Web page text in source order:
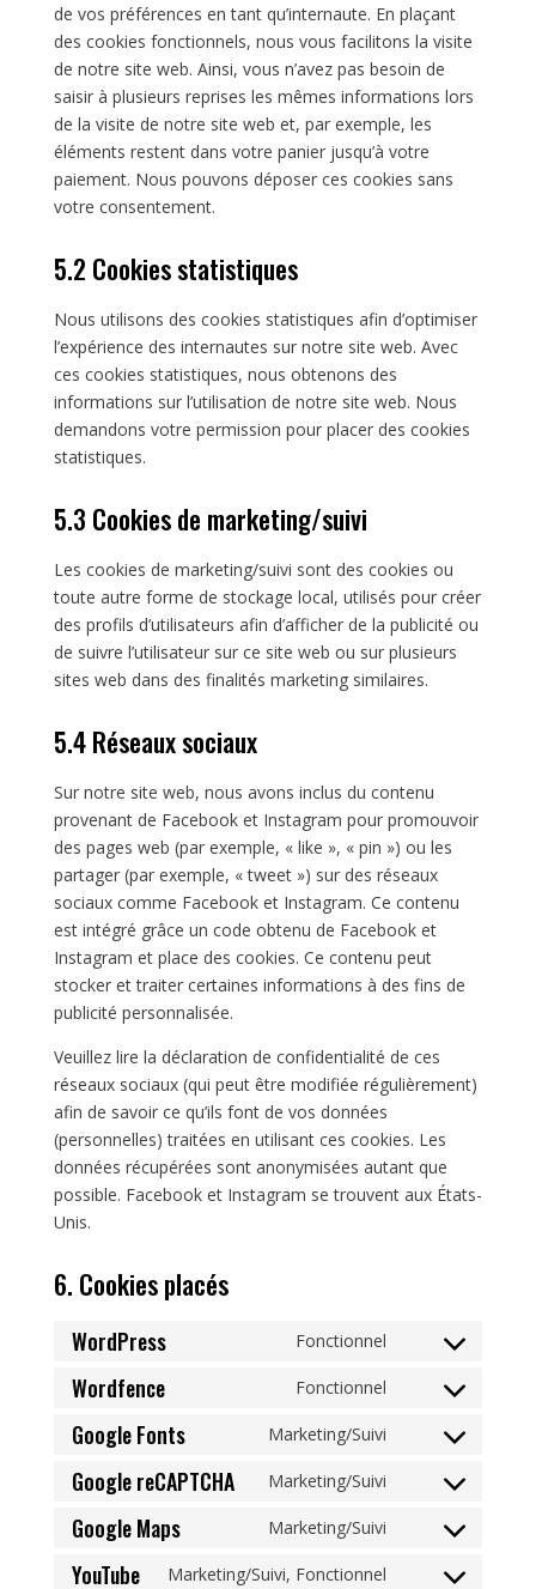
de vos préférences en tant qu’internaute. En plaçant
des cookies fonctionnels, nous vous facilitons la visite
de notre site web. Ainsi, vous n’avez pas besoin de
saisir à plusieurs reprises les mêmes informations lors
de la visite de notre site web et, par exemple, les
éléments restent dans votre panier jusqu’à votre
paiement. Nous pouvons déposer ces cookies sans
votre consentement.
5.2 Cookies statistiques
Nous utilisons des cookies statistiques afin d’optimiser
l’expérience des internautes sur notre site web. Avec
ces cookies statistiques, nous obtenons des
informations sur l’utilisation de notre site web. Nous
demandons votre permission pour placer des cookies
statistiques.
5.3 Cookies de marketing/suivi
Les cookies de marketing/suivi sont des cookies ou
toute autre forme de stockage local, utilisés pour créer
des profils d’utilisateurs afin d’afficher de la publicité ou
de suivre l’utilisateur sur ce site web ou sur plusieurs
sites web dans des finalités marketing similaires.
5.4 Réseaux sociaux
Sur notre site web, nous avons inclus du contenu
provenant de Facebook et Instagram pour promouvoir
des pages web (par exemple, « like », « pin ») ou les
partager (par exemple, « tweet ») sur des réseaux
sociaux comme Facebook et Instagram. Ce contenu
est intégré grâce un code obtenu de Facebook et
Instagram et place des cookies. Ce contenu peut
stocker et traiter certaines informations à des fins de
publicité personnalisée.
Veuillez lire la déclaration de confidentialité de ces
réseaux sociaux (qui peut être modifiée régulièrement)
afin de savoir ce qu’ils font de vos données
(personnelles) traitées en utilisant ces cookies. Les
données récupérées sont anonymisées autant que
possible. Facebook et Instagram se trouvent aux États-
Unis.
6. Cookies placés
WordPress Fonctionnel
Consent
wordpress
Wordfence Fonctionnel
Consent
wordfence
Google Fonts Marketing/Suivi
Consent
google-
Google reCAPTCHA Marketing/Suivi
Consent
google-
Google Maps Marketing/Suivi
Consent
YouTube Marketing/Suivi, Fonctionnel